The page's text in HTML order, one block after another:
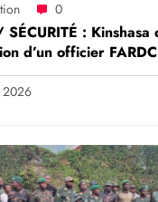
0
: Kinshasa
d’un officier
conjoint de
2026